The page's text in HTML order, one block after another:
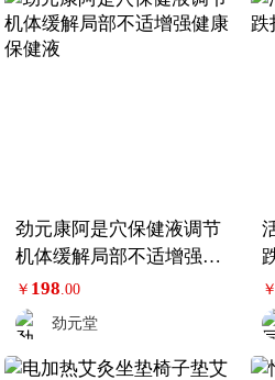
劲元康阿是穴保健液调节
机体缓解局部不适增强健
康保健液
￥ 198.00
劲元堂